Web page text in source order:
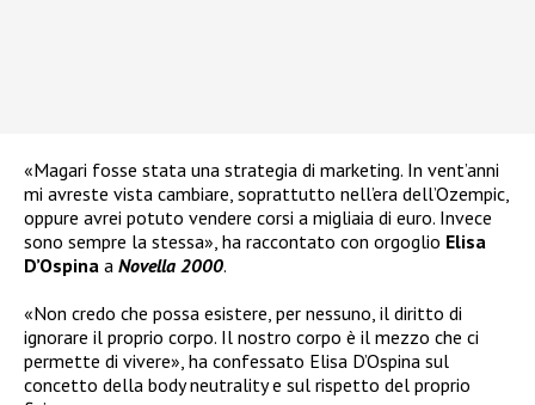
«Magari fosse stata una strategia di marketing. In vent’anni
mi avreste vista cambiare, soprattutto nell’era dell’Ozempic,
oppure avrei potuto vendere corsi a migliaia di euro. Invece
sono sempre la stessa», ha raccontato con orgoglio Elisa
D’Ospina a Novella 2000.
«Non credo che possa esistere, per nessuno, il diritto di
ignorare il proprio corpo. Il nostro corpo è il mezzo che ci
permette di vivere», ha confessato Elisa D’Ospina sul
concetto della body neutrality e sul rispetto del proprio